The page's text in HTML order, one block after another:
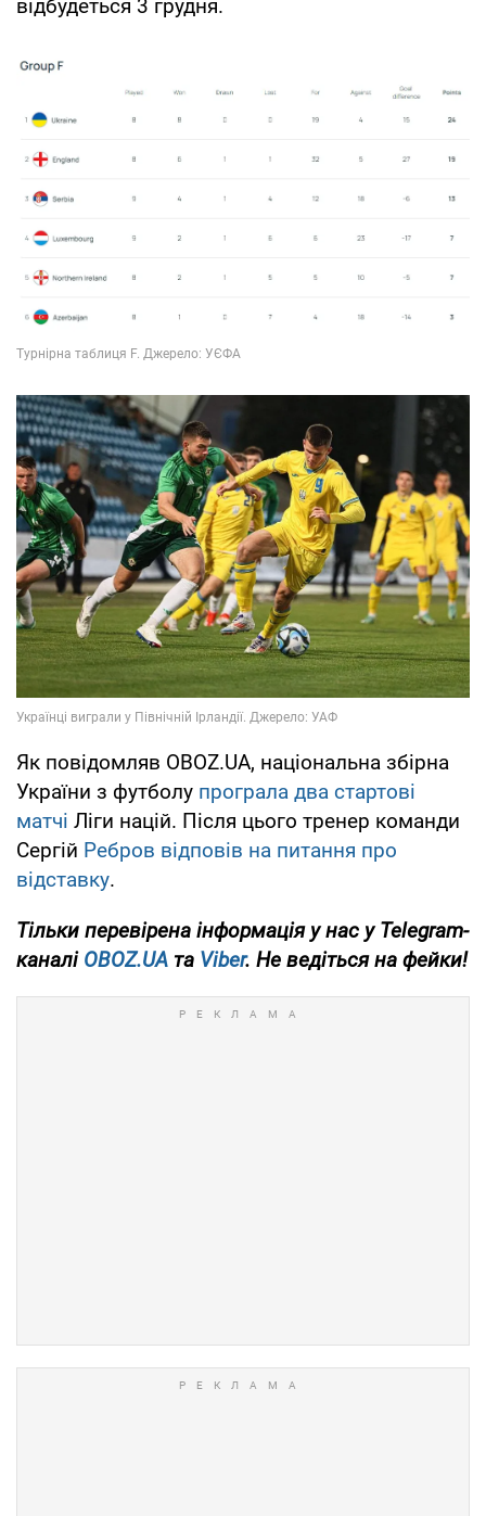
відбудеться 3 грудня.
Як повідомляв OBOZ.UA, національна збірна
України з футболу програла два стартові
матчі Ліги націй. Після цього тренер команди
Сергій Ребров відповів на питання про
відставку.
Тільки перевірена інформація у нас у Telegram-
каналі OBOZ.UA та Viber. Не ведіться на фейки!